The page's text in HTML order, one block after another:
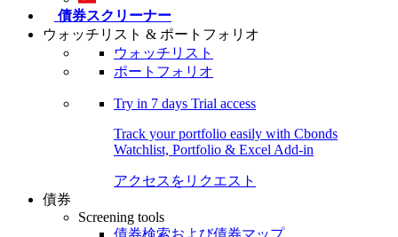
債券スクリーナー
ウォッチリスト & ポートフォリオ
ウォッチリスト
ポートフォリオ
Try in 7 days Trial access
Track your portfolio easily with Cbonds
Watchlist, Portfolio & Excel Add-in
アクセスをリクエスト
債券
Screening tools
債券検索および債券マップ